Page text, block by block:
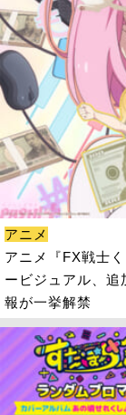
アニメ
アニメ『FX戦士
ービジュアル、追
報が一挙解禁